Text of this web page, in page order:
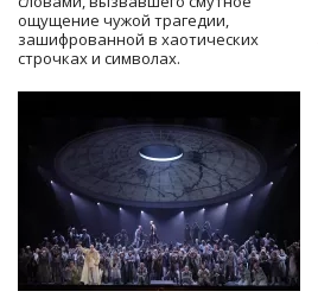
ощущение чужой трагедии,
зашифрованной в хаотических
строчках и символах.